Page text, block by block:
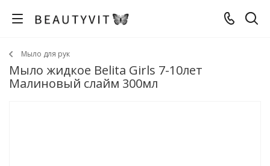
Мыло для рук
Мыло жидкое Belita Girls 7-10лет
Малиновый слайм 300мл